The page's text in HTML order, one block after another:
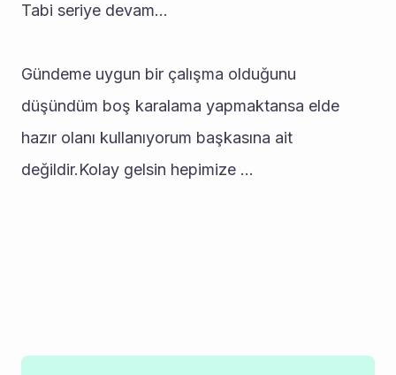
Tabi seriye devam...
Gündeme uygun bir çalışma olduğunu
düşündüm boş karalama yapmaktansa elde
hazır olanı kullanıyorum başkasına ait
değildir.Kolay gelsin hepimize ...